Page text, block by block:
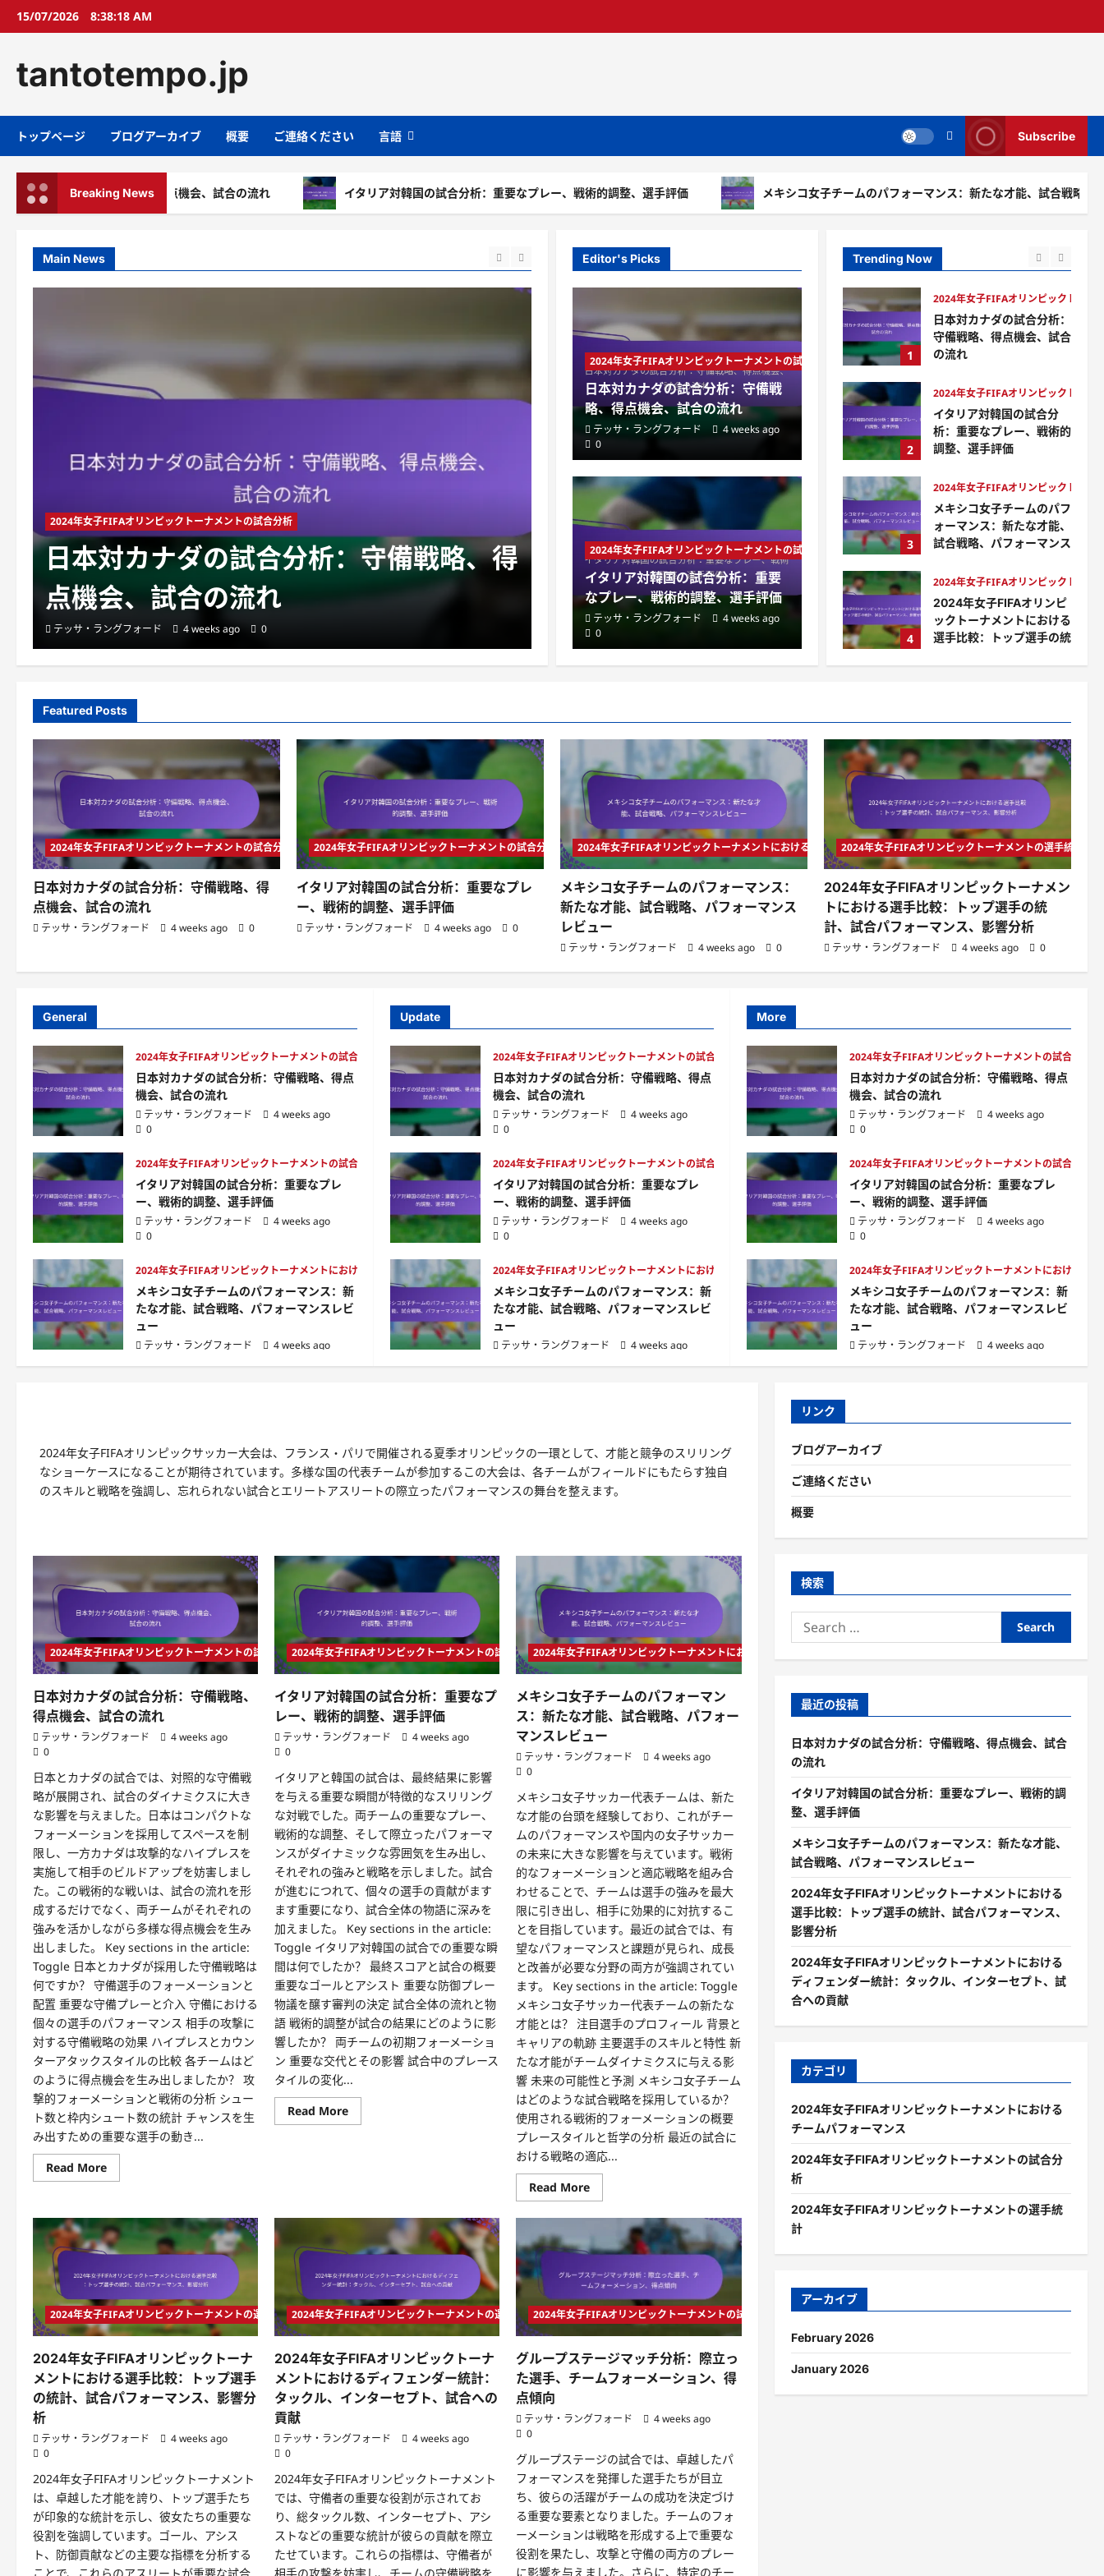
Skip15/07/2026 8:38:20 AM
tantotempo.jp
トップページ ブログアーカイブ 概要 ご連絡ください 言語 Subscribe
Breaking News
析：守備戦略、得点機会、試合の流れ イタリア対韓国の試合分析：重要なプレー、戦術的調整、選手評価 メキシコ女子チームのパフォーマンス：新たな才能、試合戦略、パフォーマン
Main News
2024年女子FIFAオリンピックトーナメントの試合分析
日本対カナダの試合分析：守備戦略、得
点機会、試合の流れ
テッサ・ラングフォード 4 weeks ago 0
2024年女子FIFAオリンピックトーナメントの試合分析
イタリア対韓国の試合分析：重要なプレ
ー、戦術的調整、選手評価
テッサ・ラングフォード
Editor's Picks
2024年女子FIFAオリンピックトーナメントの試合分析
日本対カナダの試合分析：守備戦
略、得点機会、試合の流れ
テッサ・ラングフォード
4 weeks ago
0
2024年女子FIFAオリンピックトーナメントの試合分析
イタリア対韓国の試合分析：重要
なプレー、戦術的調整、選手評価
テッサ・ラングフォード
4 weeks ago
0
Trending Now
メキシコ女子チームのパフ
2024年女子FIFAオリンピ
ックトーナメントにおける
影響分析
5
2024年女子FIFAオリンピックトーナ
ディフェンダー統計：タッ
合への貢献
テッサ・ラングフォード
4 weeks ago
0
1
2024年女子FIFAオリンピックトーナ
日本対カナダの試合分析：
守備戦略、得点機会、試合
の流れ
4 weeks ago
0
2
2024年女子FIFAオリンピックトーナ
イタリア対韓国の試合分
析：重要なプレー、戦術的
調整、選手評価
4 weeks ago
0
3
2024年女子FIFAオリンピックトーナ
メキシコ女子チームのパフ
ォーマンス：新たな才能、
試合戦略、パフォーマンス
テッサ・ラングフォード
4 weeks ago
4
2024年女子FIFAオリンピックトーナ
2024年女子FIFAオリンピ
ックトーナメントにおける
選手比較：トップ選手の統
クル、インターセプト、試
合への貢献
テッサ・ラングフォード
4 weeks ago
0
1
2024年女子FIFAオリンピックトーナ
日本対カナダの試合分析：
守備戦略、得点機会、試合
の流れ
テッサ・ラングフォード
4 weeks ago
0
2
2024年女子FIFAオリンピックトーナ
イタリア対韓国の試合分
析：重要なプレー、戦術的
調整、選手評価
テッサ・ラングフォード
4 weeks ago
0
レビュー
テッサ・ラングフォード
4
2024年女子FIFAオリンピックトーナ
2024年女子FIFAオリンピ
ックトーナメントにおける
選手比較：トップ選手の統
テッサ・ラングフォード
4 weeks ago
0
5
2024年女子FIFAオリンピ
ックトーナメントにおける
ディフェンダー統計：タッ
クル、インターセプト、試
4 weeks ago
0
Featured Posts
2024年女子FIFAオリンピックトーナメントの試合分析
日本対カナダの試合分析：守備戦略、得
点機会、試合の流れ
テッサ・ラングフォード 4 weeks ago 0
2024年女子FIFAオリンピックトーナメントの試合分析
イタリア対韓国の試合分析：重要なプレ
ー、戦術的調整、選手評価
テッサ・ラングフォード 4 weeks ago 0
2024年女子FIFAオリンピックトーナメントにおけるチームパフォーマンス
メキシコ女子チームのパフォーマンス：
新たな才能、試合戦略、パフォーマンス
レビュー
テッサ・ラングフォード 4 weeks ago 0
2024年女子FIFAオリンピックトーナメントの選手統計
2024年女子FIFAオリンピックトーナメン
トにおける選手比較：トップ選手の統
計、試合パフォーマンス、影響分析
テッサ・ラングフォード 4 weeks ago 0
General
2024年女子FIFAオリンピックトーナメントの試合分析
日本対カナダの試合分析：守備戦略、得点
機会、試合の流れ
テッサ・ラングフォード
4 weeks ago
0
2024年女子FIFAオリンピックトーナメントの試合分析
イタリア対韓国の試合分析：重要なプレ
ー、戦術的調整、選手評価
テッサ・ラングフォード
4 weeks ago
0
2024年女子FIFAオリンピックトーナメントにおけるチームパフォーマンス
メキシコ女子チームのパフォーマンス：新
たな才能、試合戦略、パフォーマンスレビ
ュー
テッサ・ラングフォード
4 weeks ago
Update
2024年女子FIFAオリンピックトーナメントの試合分析
日本対カナダの試合分析：守備戦略、得点
機会、試合の流れ
テッサ・ラングフォード
4 weeks ago
0
2024年女子FIFAオリンピックトーナメントの試合分析
イタリア対韓国の試合分析：重要なプレ
ー、戦術的調整、選手評価
テッサ・ラングフォード
4 weeks ago
0
2024年女子FIFAオリンピックトーナメントにおけるチームパフォーマンス
メキシコ女子チームのパフォーマンス：新
たな才能、試合戦略、パフォーマンスレビ
ュー
テッサ・ラングフォード
4 weeks ago
More
2024年女子FIFAオリンピックトーナメントの試合分析
日本対カナダの試合分析：守備戦略、得点
機会、試合の流れ
テッサ・ラングフォード
4 weeks ago
0
2024年女子FIFAオリンピックトーナメントの試合分析
イタリア対韓国の試合分析：重要なプレ
ー、戦術的調整、選手評価
テッサ・ラングフォード
4 weeks ago
0
2024年女子FIFAオリンピックトーナメントにおけるチ
メキシコ女子チームのパフォーマンス：新
たな才能、試合戦略、パフォーマンスレビ
ュー
テッサ・ラングフォード
4 weeks ago
2024年女子FIFAオリンピックサッカー大会は、フランス・パリで開催される夏季オリンピックの一環として、才能と競争のスリリング
なショーケースになることが期待されています。多様な国の代表チームが参加するこの大会は、各チームがフィールドにもたらす独自
のスキルと戦略を強調し、忘れられない試合とエリートアスリートの際立ったパフォーマンスの舞台を整えます。
2024年女子FIFAオリンピックトーナメントの試合分析
日本対カナダの試合分析：守備戦略、
得点機会、試合の流れ
テッサ・ラングフォード
4 weeks ago
0
日本とカナダの試合では、対照的な守備戦
略が展開され、試合のダイナミクスに大き
な影響を与えました。日本はコンパクトな
フォーメーションを採用してスペースを制
限し、一方カナダは攻撃的なハイプレスを
実施して相手のビルドアップを妨害しまし
た。この戦術的な戦いは、試合の流れを形
成するだけでなく、両チームがそれぞれの
強みを活かしながら多様な得点機会を生み
出しました。 Key sections in the article:
Toggle 日本とカナダが採用した守備戦略は
何ですか？ 守備選手のフォーメーションと
配置 重要な守備プレーと介入 守備における
個々の選手のパフォーマンス 相手の攻撃に
対する守備戦略の効果 ハイプレスとカウン
ターアタックスタイルの比較 各チームはど
のように得点機会を生み出しましたか？ 攻
撃的フォーメーションと戦術の分析 シュー
ト数と枠内シュート数の統計 チャンスを生
み出すための重要な選手の動き...
Read MoreRead
more
対
カ
ナ
ダ
の
試
分
析：
守
備
戦
略、
得
点
機
会、
合
の
2024年女子FIFAオリンピックトーナメントの試合分析
イタリア対韓国の試合分析：重要なプ
レー、戦術的調整、選手評価
テッサ・ラングフォード
4 weeks ago
0
イタリアと韓国の試合は、最終結果に影響
を与える重要な瞬間が特徴的なスリリング
な対戦でした。両チームの重要なプレー、
戦術的な調整、そして際立ったパフォーマ
ンスがダイナミックな雰囲気を生み出し、
それぞれの強みと戦略を示しました。試合
が進むにつれて、個々の選手の貢献がます
ます重要になり、試合全体の物語に深みを
加えました。 Key sections in the article:
Toggle イタリア対韓国の試合での重要な瞬
間は何でしたか？ 最終スコアと試合の概要
重要なゴールとアシスト 重要な防御プレー
物議を醸す審判の決定 試合全体の流れと物
語 戦術的調整が試合の結果にどのように影
響したか？ 両チームの初期フォーメーショ
ン 重要な交代とその影響 試合中のプレース
タイルの変化...
Read MoreRead
more
合
分
析：
重
な
プ
レ
ー、
戦
術
的
調
整、
選
評
価
2024年女子FIFAオリンピックトーナメントにおけるチームパフォーマンス
メキシコ女子チームのパフォーマン
ス：新たな才能、試合戦略、パフォー
マンスレビュー
テッサ・ラングフォード
4 weeks ago
0
メキシコ女子サッカー代表チームは、新た
な才能の台頭を経験しており、これがチー
ムのパフォーマンスや国内の女子サッカー
の未来に大きな影響を与えています。戦術
的なフォーメーションと適応戦略を組み合
わせることで、チームは選手の強みを最大
限に引き出し、相手に効果的に対抗するこ
とを目指しています。最近の試合では、有
望なパフォーマンスと課題が見られ、成長
と改善が必要な分野の両方が強調されてい
ます。 Key sections in the article: Toggle
メキシコ女子サッカー代表チームの新たな
才能とは？ 注目選手のプロフィール 背景と
キャリアの軌跡 主要選手のスキルと特性 新
たな才能がチームダイナミクスに与える影
響 未来の可能性と予測 メキシコ女子チーム
はどのような試合戦略を採用しているか？
使用される戦術的フォーメーションの概要
プレースタイルと哲学の分析 最近の試合に
おける戦略の適応...
Read MoreRead
more
メ
シ
コ
子
チ
ー
ム
の
パ
ォ
ー
マ
新
た
能、
試
合
戦
略、
パ
フ
ォ
ー
マ
2024年女子FIFAオリンピックトーナメントの選手統計
2024年女子FIFAオリンピックトーナ
メントにおける選手比較：トップ選手
の統計、試合パフォーマンス、影響分
析
テッサ・ラングフォード
4 weeks ago
0
2024年女子FIFAオリンピックトーナメント
は、卓越した才能を誇り、トップ選手たち
が印象的な統計を示し、彼女たちの重要な
役割を強調しています。ゴール、アシス
ト、防御貢献などの主要な指標を分析する
2024年女子FIFAオリンピックトーナメントの選手統計
2024年女子FIFAオリンピックトーナ
メントにおけるディフェンダー統計：
タックル、インターセプト、試合への
貢献
テッサ・ラングフォード
4 weeks ago
0
2024年女子FIFAオリンピックトーナメント
では、守備者の重要な役割が示されてお
り、総タックル数、インターセプト、アシ
ストなどの重要な統計が彼らの貢献を際立
たせています。これらの指標は、守備者が
2024年女子FIFAオリンピックトーナメントの試合分析
グループステージマッチ分析：際立っ
た選手、チームフォーメーション、得
点傾向
テッサ・ラングフォード
4 weeks ago
0
グループステージの試合では、卓越したパ
フォーマンスを発揮した選手たちが目立
ち、彼らの活躍がチームの成功を決定づけ
る重要な要素となりました。チームのフォ
ーメーションは戦略を形成する上で重要な
役割を果たし、攻撃と守備の両方のプレー
に影響を与えました。さらに、特定のチー
リンク
ブログアーカイブ
ご連絡ください
概要
検索
Search
for:
最近の投稿
日本対カナダの試合分析：守備戦略、得点機会、試合
の流れ
イタリア対韓国の試合分析：重要なプレー、戦術的調
整、選手評価
メキシコ女子チームのパフォーマンス：新たな才能、
試合戦略、パフォーマンスレビュー
2024年女子FIFAオリンピックトーナメントにおける
選手比較：トップ選手の統計、試合パフォーマンス、
影響分析
2024年女子FIFAオリンピックトーナメントにおける
ディフェンダー統計：タックル、インターセプト、試
合への貢献
カテゴリ
2024年女子FIFAオリンピックトーナメントにおける
チームパフォーマンス
2024年女子FIFAオリンピックトーナメントの試合分
析
2024年女子FIFAオリンピックトーナメントの選手統
計
アーカイブ
February 2026
January 2026